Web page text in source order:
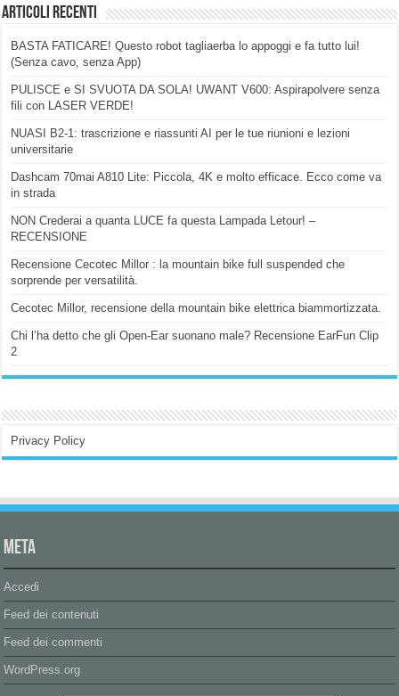
Articoli Recenti
BASTA FATICARE! Questo robot tagliaerba lo appoggi e fa tutto lui!
(Senza cavo, senza App)
PULISCE e SI SVUOTA DA SOLA! UWANT V600: Aspirapolvere senza
fili con LASER VERDE!
NUASI B2-1: trascrizione e riassunti AI per le tue riunioni e lezioni
universitarie
Dashcam 70mai A810 Lite: Piccola, 4K e molto efficace. Ecco come va
in strada
NON Crederai a quanta LUCE fa questa Lampada Letour! –
RECENSIONE
Recensione Cecotec Millor : la mountain bike full suspended che
sorprende per versatilità.
Cecotec Millor, recensione della mountain bike elettrica biammortizzata.
Chi l’ha detto che gli Open-Ear suonano male? Recensione EarFun Clip
2
Privacy Policy
Meta
Accedi
Feed dei contenuti
Feed dei commenti
WordPress.org